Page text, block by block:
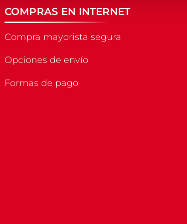
COMPRAS EN INTERNET
Compra mayorista segura
Opciones de envío
Formas de pago